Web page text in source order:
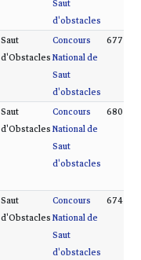
d'obstacles
677
Concours
National de
Saut
d'obstacles
Saut
d'Obstacles
680
Concours
National de
Saut
d'obstacles
Saut
d'Obstacles
674
Concours
National de
Saut
d'obstacles
Saut
d'Obstacles